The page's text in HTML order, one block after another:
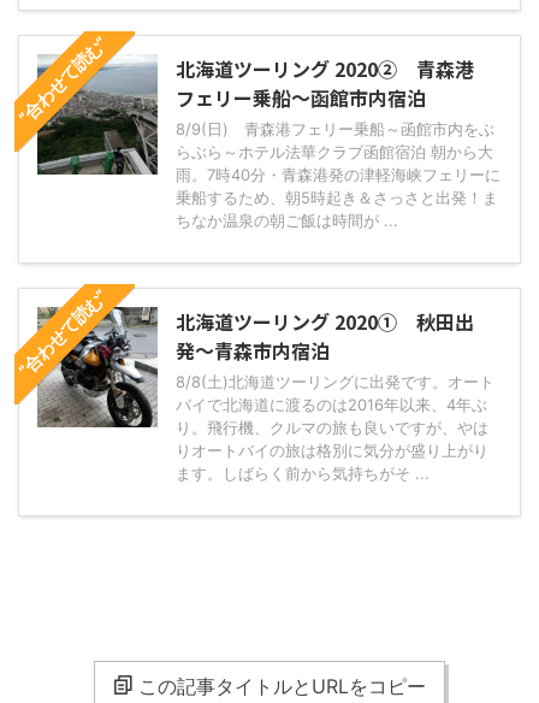
”合わせて読む”
北海道ツーリング 2020② 青森港
フェリー乗船～函館市内宿泊
8/9(日) 青森港フェリー乗船～函館市内をぶ
らぶら～ホテル法華クラブ函館宿泊 朝から大
雨。7時40分・青森港発の津軽海峡フェリーに
乗船するため、朝5時起き＆さっさと出発！ま
ちなか温泉の朝ご飯は時間が ...
”合わせて読む”
北海道ツーリング 2020① 秋田出
発～青森市内宿泊
8/8(土)北海道ツーリングに出発です。オート
バイで北海道に渡るのは2016年以来、4年ぶ
り。飛行機、クルマの旅も良いですが、やは
りオートバイの旅は格別に気分が盛り上がり
ます。しばらく前から気持ちがそ ...
この記事タイトルとURLをコピー